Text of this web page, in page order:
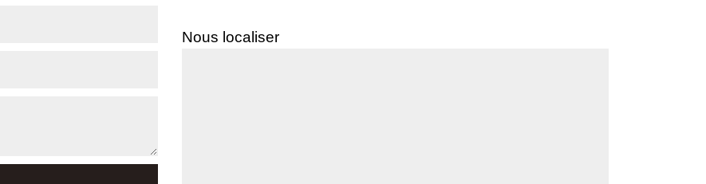
Nous localiser